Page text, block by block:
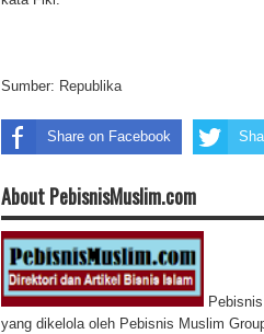
Sumber: Republika
Share on Facebook
About PebisnisMuslim.com
yang dikelola oleh Pebisnis Muslim